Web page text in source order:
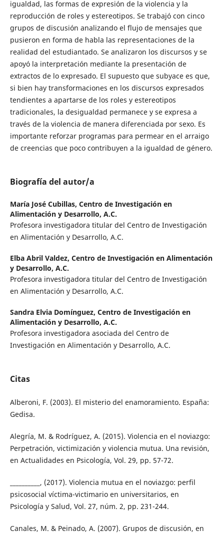
igualdad, las formas de expresión de la violencia y la
reproducción de roles y estereotipos. Se trabajó con cinco
grupos de discusión analizando el flujo de mensajes que
pusieron en forma de habla las representaciones de la
realidad del estudiantado. Se analizaron los discursos y se
apoyó la interpretación mediante la presentación de
extractos de lo expresado. El supuesto que subyace es que,
si bien hay transformaciones en los discursos expresados
tendientes a apartarse de los roles y estereotipos
tradicionales, la desigualdad permanece y se expresa a
través de la violencia de manera diferenciada por sexo. Es
importante reforzar programas para permear en el arraigo
de creencias que poco contribuyen a la igualdad de género.
Biografía del autor/a
María José Cubillas, Centro de Investigación en
Alimentación y Desarrollo, A.C.
Profesora investigadora titular del Centro de Investigación
en Alimentación y Desarrollo, A.C.
Elba Abril Valdez, Centro de Investigación en Alimentación
y Desarrollo, A.C.
Profesora investigadora titular del Centro de Investigación
en Alimentación y Desarrollo, A.C.
Sandra Elvia Domínguez, Centro de Investigación en
Alimentación y Desarrollo, A.C.
Profesora investigadora asociada del Centro de
Investigación en Alimentación y Desarrollo, A.C.
Citas
Alberoni, F. (2003). El misterio del enamoramiento. España:
Gedisa.
Alegría, M. & Rodríguez, A. (2015). Violencia en el noviazgo:
Perpetración, victimización y violencia mutua. Una revisión,
en Actualidades en Psicología, Vol. 29, pp. 57-72.
__________, (2017). Violencia mutua en el noviazgo: perfil
psicosocial víctima-victimario en universitarios, en
Psicología y Salud, Vol. 27, núm. 2, pp. 231-244.
Canales, M. & Peinado, A. (2007). Grupos de discusión, en